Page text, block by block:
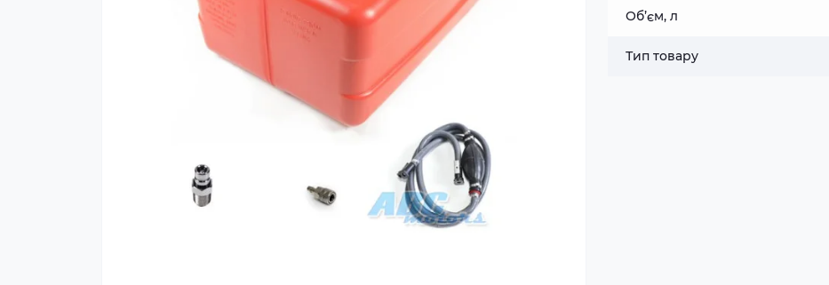
Об’єм, л
Тип товару